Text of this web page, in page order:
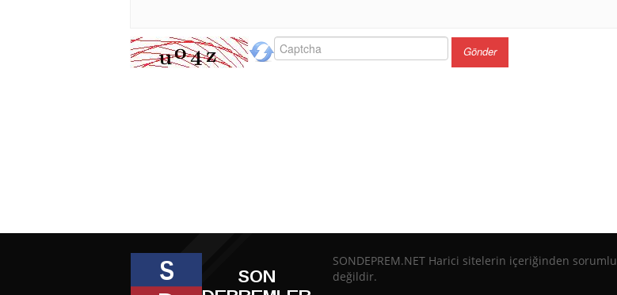
SONDEPREM.NET Harici sitelerin içeriğinden sorumlu
değildir.